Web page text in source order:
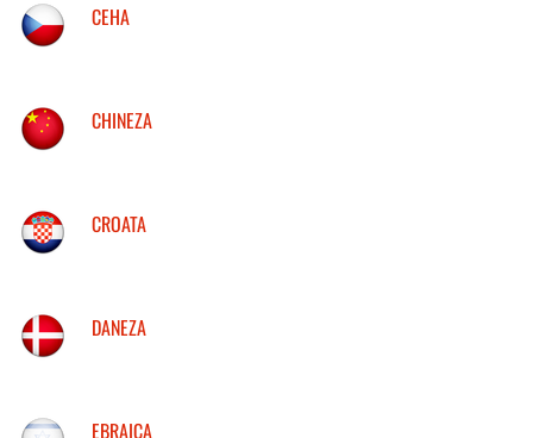
CEHA
CHINEZA
CROATA
DANEZA
EBRAICA